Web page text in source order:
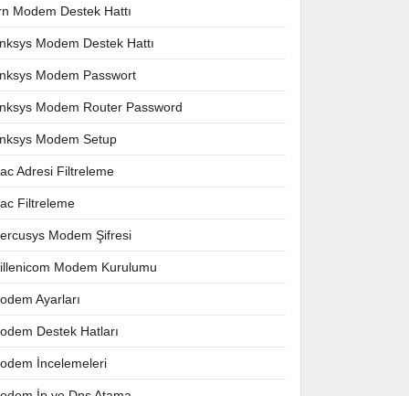
Modem Destek Hattı
Modem Destek Hattı
Modem Passwort
Modem Router Password
Modem Setup
Adresi Filtreleme
Filtreleme
Modem Şifresi
Modem Kurulumu
Ayarları
Destek Hatları
İncelemeleri